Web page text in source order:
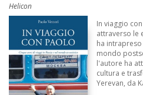
Helicon
In viaggio
attraverso le
ha
mondo
l'autore ha
cultura e
Yerevan, da